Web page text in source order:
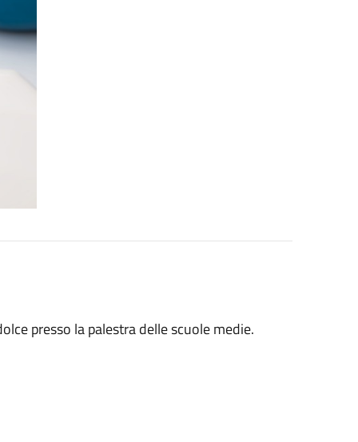
presso la palestra delle scuole medie.